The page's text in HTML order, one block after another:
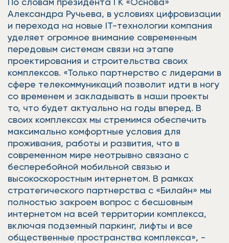
Александра Ручьева, в условиях цифровизации
и перехода на новые IT-технологии компания
уделяет огромное внимание современным
передовым системам связи на этапе
проектирования и строительства своих
комплексов. «Только партнерство с лидерами в
сфере телекоммуникаций позволит идти в ногу
со временем и закладывать в наши проекты
то, что будет актуально на годы вперед. В
своих комплексах мы стремимся обеспечить
максимально комфортные условия для
проживания, работы и развития, что в
современном мире неотрывно связано с
бесперебойной мобильной связью и
высокоскоростным интернетом. В рамках
стратегического партнерства с «Билайн» мы
полностью закроем вопрос с бесшовным
интернетом на всей территории комплекса,
включая подземный паркинг, лифты и все
общественные пространства комплекса», -